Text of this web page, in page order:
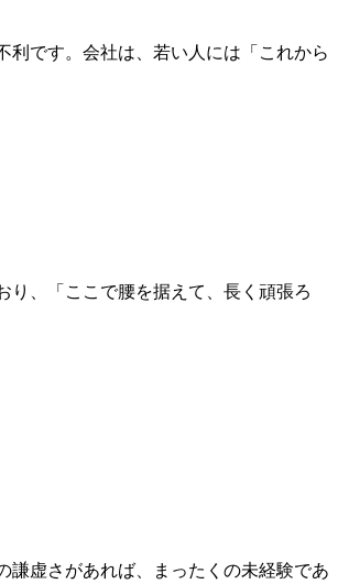
利です。会社は、若い人には「これから
り、「ここで腰を据えて、長く頑張ろ
謙虚さがあれば、まったくの未経験であ